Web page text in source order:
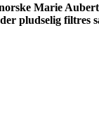
Marie
pludselig filtres